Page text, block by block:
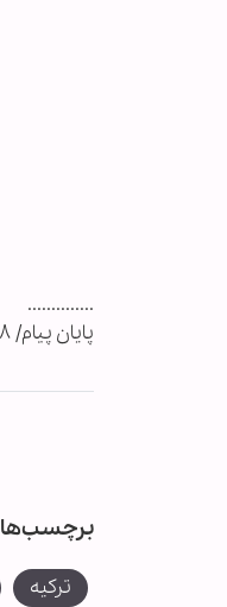
..............
پایان پیام/ ۲۱۸
برچسب‌ها
ترکیه